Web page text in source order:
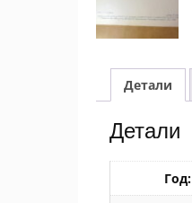
Детали
Детали
Год: